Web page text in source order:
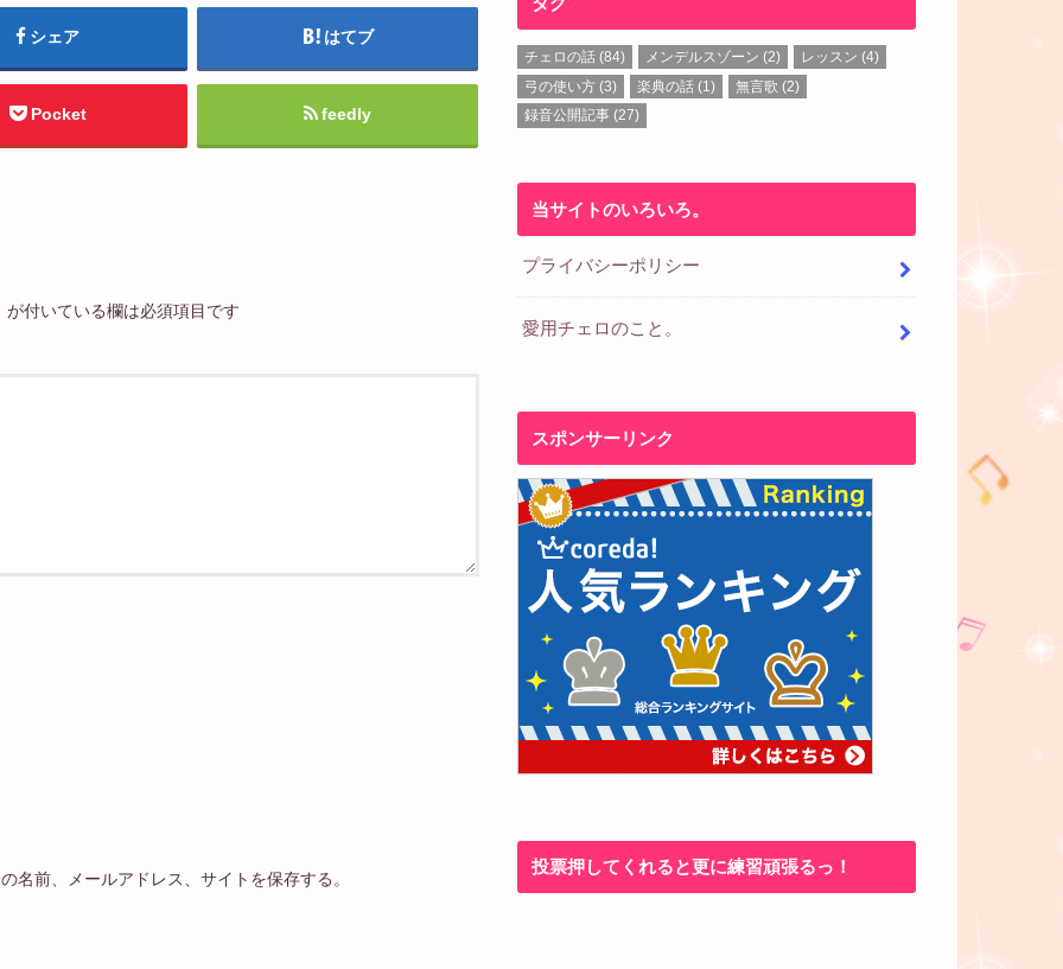
シェア はてブ
Pocket feedly
が付いている欄は必須項目です
名前、メールアドレス、サイトを保存する。
チェロの話 (84) メンデルスゾーン (2) レッスン (4)
弓の使い方 (3) 楽典の話 (1) 無言歌 (2)
録音公開記事 (27)
当サイトのいろいろ。
プライバシーポリシー
愛用チェロのこと。
スポンサーリンク
投票押してくれると更に練習頑張るっ！